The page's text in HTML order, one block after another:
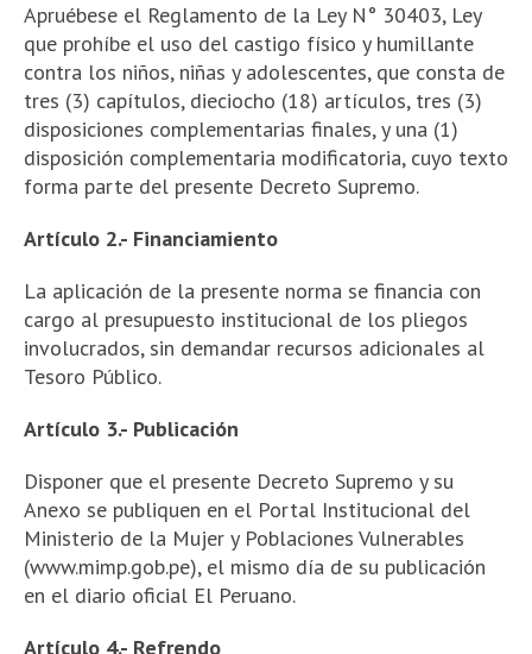
Apruébese el Reglamento de la Ley N° 30403, Ley
que prohíbe el uso del castigo físico y humillante
contra los niños, niñas y adolescentes, que consta de
tres (3) capítulos, dieciocho (18) artículos, tres (3)
disposiciones complementarias finales, y una (1)
disposición complementaria modificatoria, cuyo texto
forma parte del presente Decreto Supremo.
Artículo 2.- Financiamiento
La aplicación de la presente norma se financia con
cargo al presupuesto institucional de los pliegos
involucrados, sin demandar recursos adicionales al
Tesoro Público.
Artículo 3.- Publicación
Disponer que el presente Decreto Supremo y su
Anexo se publiquen en el Portal Institucional del
Ministerio de la Mujer y Poblaciones Vulnerables
(www.mimp.gob.pe), el mismo día de su publicación
en el diario oficial El Peruano.
Artículo 4.- Refrendo